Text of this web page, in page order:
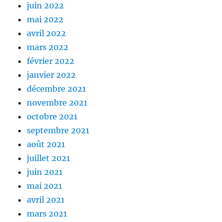
juin 2022
mai 2022
avril 2022
mars 2022
février 2022
janvier 2022
décembre 2021
novembre 2021
octobre 2021
septembre 2021
août 2021
juillet 2021
juin 2021
mai 2021
avril 2021
mars 2021